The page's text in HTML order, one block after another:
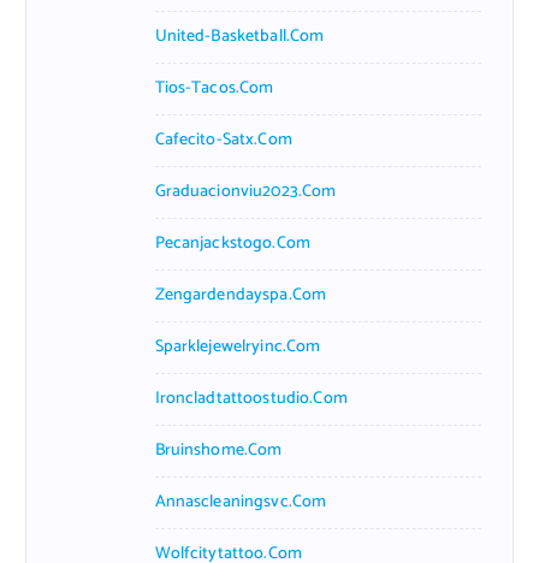
United-Basketball.com
Tios-Tacos.com
Cafecito-Satx.com
Graduacionviu2023.com
Pecanjackstogo.com
Zengardendayspa.com
Sparklejewelryinc.com
Ironcladtattoostudio.com
Bruinshome.com
Annascleaningsvc.com
Wolfcitytattoo.com